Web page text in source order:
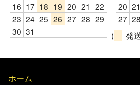
16 17 18 19 20 21 22
23 24 25 26 27 28 29
30 31
20 21
27 28
(
発
ホーム